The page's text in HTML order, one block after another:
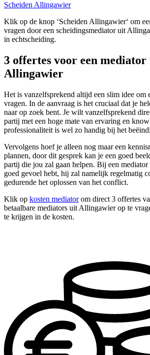
Scheiden Allingawier
Klik op de knop ‘Scheiden Allingawier‘ om
vragen door een scheidingsmediator uit
in echtscheiding.
3 offertes voor een mediator
Allingawier
Het is vanzelfsprekend altijd een slim idee om
vragen. In de aanvraag is het cruciaal dat je
naar op zoek bent. Je wilt vanzelfsprekend
partij met een hoge mate van ervaring en
professionaliteit is wel zo handig bij het
Vervolgens hoef je alleen nog maar een
plannen, door dit gesprek kan je een goed
partij die jou zal gaan helpen. Bij een mediator
goed gevoel hebt, hij zal namelijk regelmatig
gedurende het oplossen van het conflict.
Klik op kosten mediatorom direct 3 offertes
betaalbare mediators uit Allingawier op te
te krijgen in de kosten.